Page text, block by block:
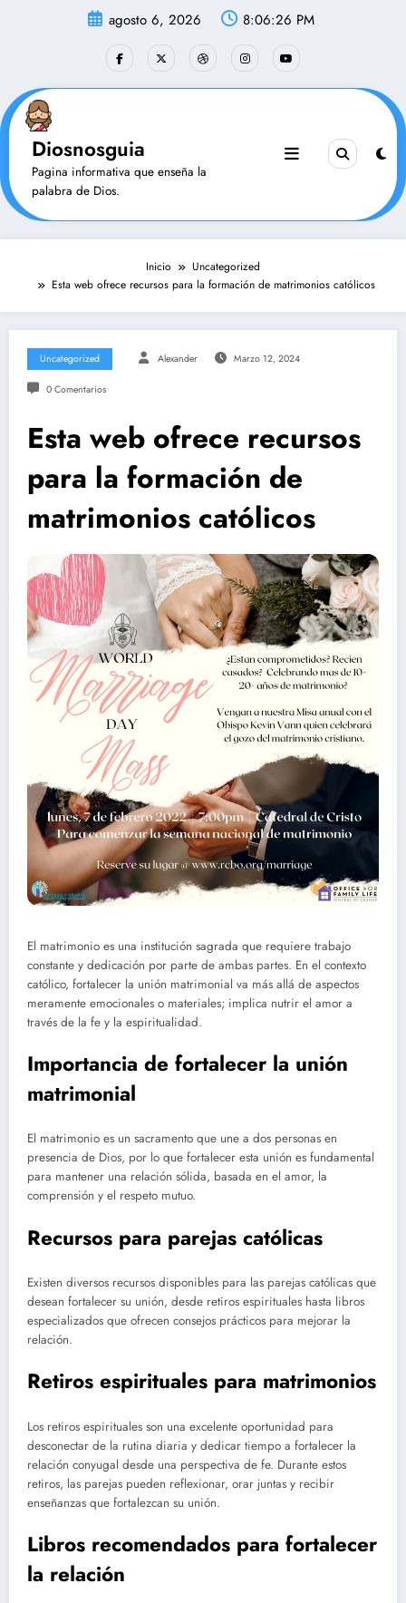
agosto 6, 2026 8:06:28 PM
Diosnosguia
Pagina informativa que enseña la
palabra de Dios.
Inicio
Uncategorized
Esta web ofrece recursos para la formación de matrimonios católicos
Uncategorized Alexander Marzo 12, 2024
0 Comentarios
Esta web ofrece recursos
para la formación de
matrimonios católicos
El matrimonio es una institución sagrada que requiere trabajo
constante y dedicación por parte de ambas partes. En el contexto
católico, fortalecer la unión matrimonial va más allá de aspectos
meramente emocionales o materiales; implica nutrir el amor a
través de la fe y la espiritualidad.
Importancia de fortalecer la unión
matrimonial
El matrimonio es un sacramento que une a dos personas en
presencia de Dios, por lo que fortalecer esta unión es fundamental
para mantener una relación sólida, basada en el amor, la
comprensión y el respeto mutuo.
Recursos para parejas católicas
Existen diversos recursos disponibles para las parejas católicas que
desean fortalecer su unión, desde retiros espirituales hasta libros
especializados que ofrecen consejos prácticos para mejorar la
relación.
Retiros espirituales para matrimonios
Los retiros espirituales son una excelente oportunidad para
desconectar de la rutina diaria y dedicar tiempo a fortalecer la
relación conyugal desde una perspectiva de fe. Durante estos
retiros, las parejas pueden reflexionar, orar juntas y recibir
enseñanzas que fortalezcan su unión.
Libros recomendados para fortalecer
la relación